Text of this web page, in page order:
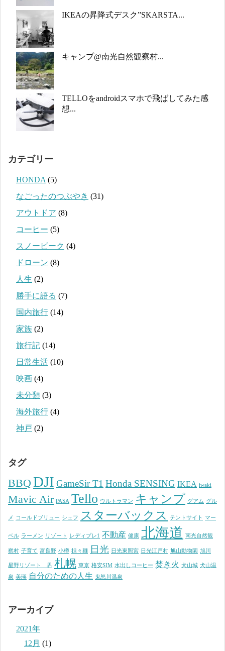
IKEAの昇降式デスク”SKARSTA...
キャンプ@南光自然観察村...
TELLOをandroidスマホで飛ばしてみた感
想...
カテゴリー
HONDA (5)
なごったのつぶやき (31)
アウトドア (8)
コーヒー (5)
スノーピーク (4)
ドローン (8)
人生 (2)
勝手に語る (7)
国内旅行 (14)
家族 (2)
旅行記 (14)
日常生活 (10)
映画 (4)
未分類 (3)
海外旅行 (4)
神戸 (2)
タグ
BBQ DJI GameSir T1 Honda SENSING IKEA iwaki
Mavic Air PASA Tello ウルトラマン キャンプ グアム グル
メ コールドブリュー シェフ スターバックス テントサイト マー
ベル ラーメン リゾート レディプレ1 不動産 健康 北海道 南光自然観
察村 子育て 富良野 小樽 担々麺 日光 日光東照宮 日光江戸村 旭山動物園 旭川
星野リゾート 界 札幌 東京 格安SIM 水出しコーヒー 焚き火 犬山城 犬山温
泉 美瑛 自分のための人生 鬼怒川温泉
アーカイブ
2021年
12月 (1)